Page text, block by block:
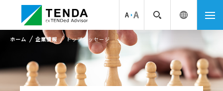
ホーム 企業情報 トップメッセージ